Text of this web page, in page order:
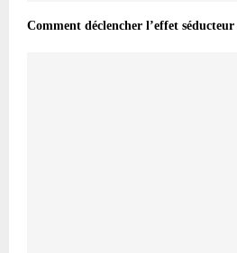
Comment déclencher l’effet